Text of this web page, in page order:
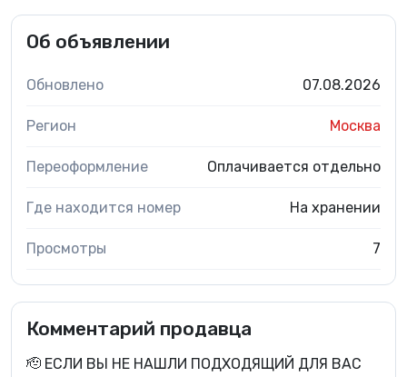
Об объявлении
Обновлено 07.08.2026
Регион Москва
Переоформление Оплачивается отдельно
Где находится номер На хранении
Просмотры 7
Комментарий продавца
🫡 ЕСЛИ ВЫ НЕ НАШЛИ ПОДХОДЯЩИЙ ДЛЯ ВАС